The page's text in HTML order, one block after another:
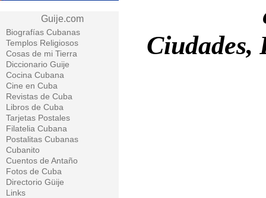
Guije.com
Biografías Cubanas
Templos Religiosos
Cosas de mi Tierra
Diccionario Guije
Cocina Cubana
Cine en Cuba
Revistas de Cuba
Libros de Cuba
Tarjetas Postales
Filatelia Cubana
Postalitas Cubanas
Cubanito
Cuentos de Antaño
Fotos de Cuba
Directorio Güije
Links
Ciudades,